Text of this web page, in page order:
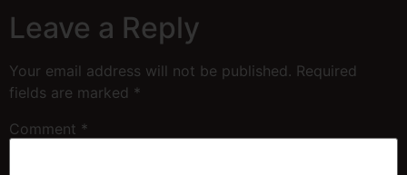
Leave a Reply
Your email address will not be published. Required
fields are marked *
Comment *